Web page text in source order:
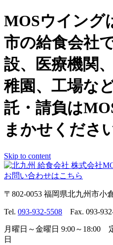
MOSウイング
市の給食会社
設、医療機関
稚園、工場な
託・請負は
まかせくださ
Skip to content
お問い合わせはこちら
〒802-0053 福岡県北九州市小
Tel. 093-932-5508 Fax. 093-
月曜日～金曜日 9:00～18:00
日